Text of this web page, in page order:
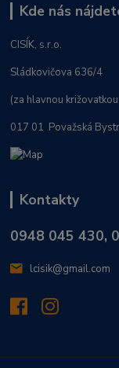
Kde nás
CISÍK, s.r.o.
Sládkovičova 636/4
(za hlavnou
017 01 Považská
Kontakty
0948 045 430,
lcisik@gmail.com